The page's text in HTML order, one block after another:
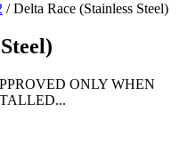
/ Delta Race (Stainless Steel)
ONLY WHEN